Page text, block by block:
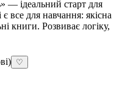
— ідеальний старт для
все для навчання: якісна
книги. Розвиває логіку,
♡